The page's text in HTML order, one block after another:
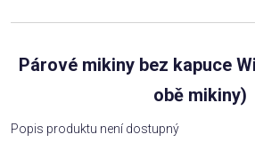
Párové mikiny bez kapuce
obě mikiny)
Popis produktu není dostupný